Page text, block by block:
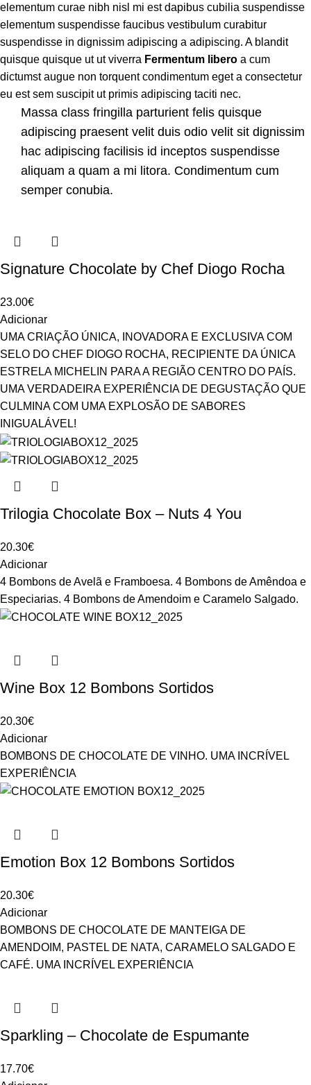
elementum curae nibh nisl mi est dapibus cubilia suspendisse
elementum suspendisse faucibus vestibulum curabitur
suspendisse in dignissim adipiscing a adipiscing. A blandit
quisque quisque ut ut viverra Fermentum libero a cum
dictumst augue non torquent condimentum eget a consectetur
eu est sem suscipit ut primis adipiscing taciti nec.
Massa class fringilla parturient felis quisque
adipiscing praesent velit duis odio velit sit dignissim
hac adipiscing facilisis id inceptos suspendisse
aliquam a quam a mi litora. Condimentum cum
semper conubia.
Signature Chocolate by Chef Diogo Rocha
23.00€
Adicionar
UMA CRIAÇÃO ÚNICA, INOVADORA E EXCLUSIVA COM
SELO DO CHEF DIOGO ROCHA, RECIPIENTE DA ÚNICA
ESTRELA MICHELIN PARA A REGIÃO CENTRO DO PAÍS.
UMA VERDADEIRA EXPERIÊNCIA DE DEGUSTAÇÃO QUE
CULMINA COM UMA EXPLOSÃO DE SABORES
INIGUALÁVEL!
Trilogia Chocolate Box – Nuts 4 You
20.30€
Adicionar
4 Bombons de Avelã e Framboesa. 4 Bombons de Amêndoa e
Especiarias. 4 Bombons de Amendoim e Caramelo Salgado.
Wine Box 12 Bombons Sortidos
20.30€
Adicionar
BOMBONS DE CHOCOLATE DE VINHO. UMA INCRÍVEL
EXPERIÊNCIA
Emotion Box 12 Bombons Sortidos
20.30€
Adicionar
BOMBONS DE CHOCOLATE DE MANTEIGA DE
AMENDOIM, PASTEL DE NATA, CARAMELO SALGADO E
CAFÉ. UMA INCRÍVEL EXPERIÊNCIA
Sparkling – Chocolate de Espumante
17.70€